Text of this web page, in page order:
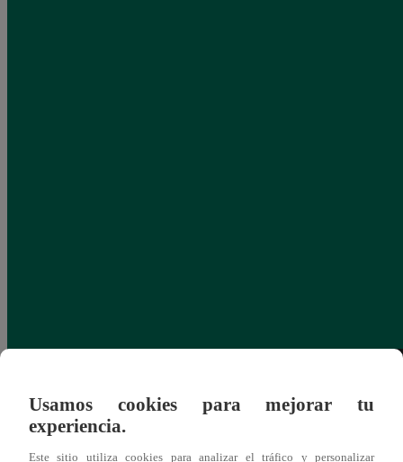
Usamos cookies para mejorar tu
experiencia.
Este sitio utiliza cookies para analizar el tráfico y personalizar